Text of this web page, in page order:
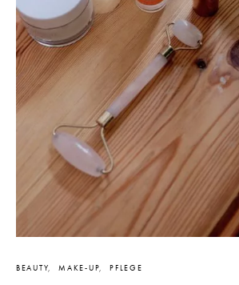
BEAUTY MAKE-UP PFLEGE